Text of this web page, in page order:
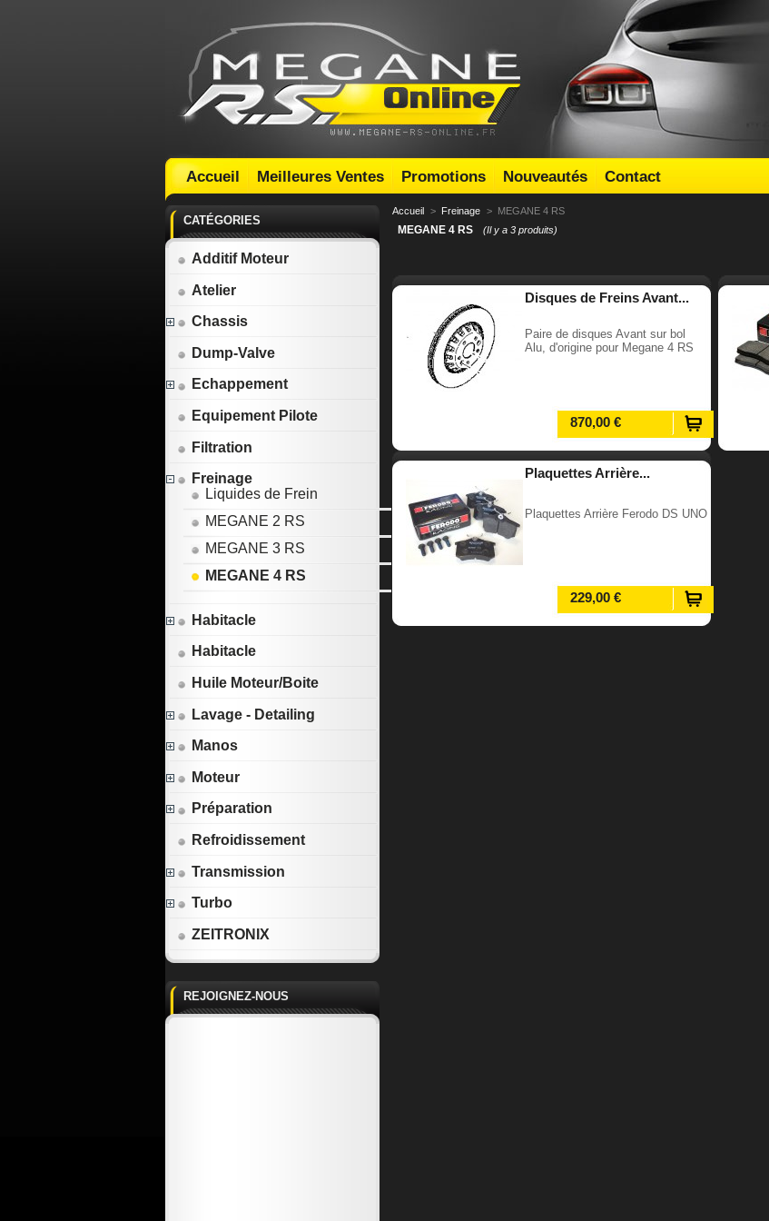
Accueil Meilleures Ventes Promotions Nouveautés Contact
CATÉGORIES
Additif Moteur
Atelier
Chassis
Dump-Valve
Echappement
Equipement Pilote
Filtration
Freinage
Liquides de Frein
MEGANE 2 RS
MEGANE 3 RS
MEGANE 4 RS
Habitacle
Habitacle
Huile Moteur/Boite
Lavage - Detailing
Manos
Moteur
Préparation
Refroidissement
Transmission
Turbo
ZEITRONIX
REJOIGNEZ-NOUS
Accueil > Freinage > MEGANE 4 RS
MEGANE 4 RS (Il y a 3 produits)
Disques de Freins Avant...
Paire de disques Avant sur bol
Alu, d'origine pour Megane 4 RS
870,00 €
Plaquettes Arrière...
Plaquettes Arrière Ferodo DS UNO
229,00 €